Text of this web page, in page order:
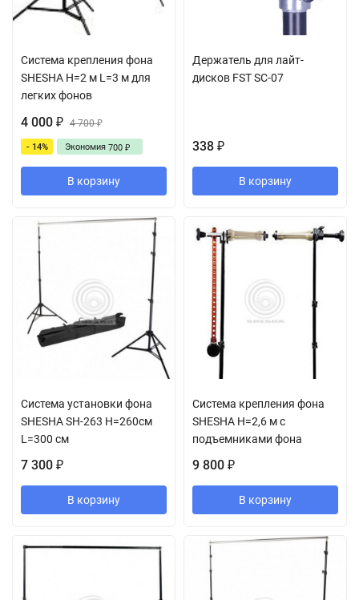
Система крепления фона
SHESHA H=2 м L=3 м для
легких фонов
4 000 ₽ 4 700₽
- 14% Экономия 700 ₽
В корзину
Держатель для лайт-
дисков FST SC-07
338 ₽
В корзину
Cистема установки фона
SHESHA SH-263 H=260см
L=300 см
7 300 ₽
В корзину
Система крепления фона
SHESHA H=2,6 м с
подъемниками фона
9 800 ₽
В корзину